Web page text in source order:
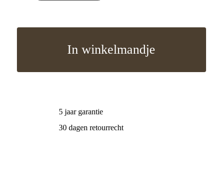
In winkelmandje
5 jaar garantie
30 dagen retourrecht